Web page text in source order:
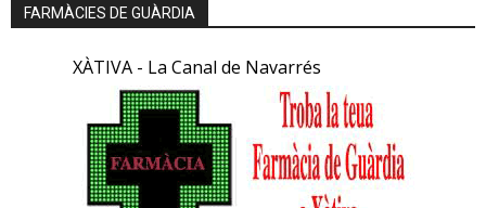
FARMÀCIES DE GUÀRDIA
XÀTIVA - La Canal de Navarrés